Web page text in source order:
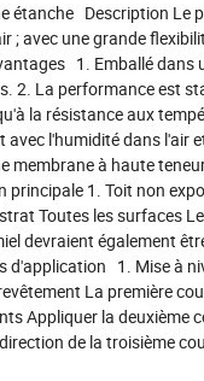
étanche Description Le
; avec une grande
1. Emballé dans
2. La performance est
la résistance aux
avec l'humidité dans l'air
à haute
1. Toit non
Toutes les surfaces
devraient également
d'application 1. Mise à
La première
Appliquer la deuxième
de la troisième